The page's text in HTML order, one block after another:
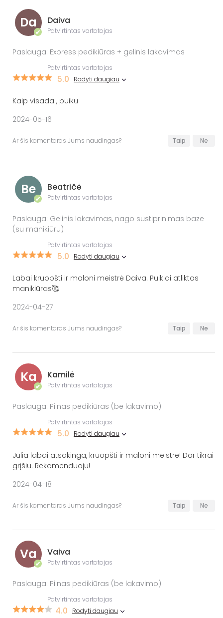
Da
✔
Daiva
Patvirtintas vartotojas
Paslauga: Express pedikiūras + gelinis lakavimas
Patvirtintas vartotojas
5.0 Rodyti daugiau
Kaip visada , puiku
2024-05-16
Ar šis komentaras Jums naudingas? Taip Ne
Be
✔
Beatričė
Patvirtintas vartotojas
Paslauga: Gelinis lakavimas, nago sustiprinimas baze
(su manikiūru)
Patvirtintas vartotojas
5.0 Rodyti daugiau
Labai kruopšti ir maloni meistrė Daiva. Puikiai atliktas
manikiūras🥰
2024-04-27
Ar šis komentaras Jums naudingas? Taip Ne
Ka
✔
Kamilė
Patvirtintas vartotojas
Paslauga: Pilnas pedikiūras (be lakavimo)
Patvirtintas vartotojas
5.0 Rodyti daugiau
Julia labai atsakinga, kruopšti ir maloni meistrė! Dar tikrai
grįšiu. Rekomenduoju!
2024-04-18
Ar šis komentaras Jums naudingas? Taip Ne
Va
✔
Vaiva
Patvirtintas vartotojas
Paslauga: Pilnas pedikiūras (be lakavimo)
Patvirtintas vartotojas
4.0 Rodyti daugiau